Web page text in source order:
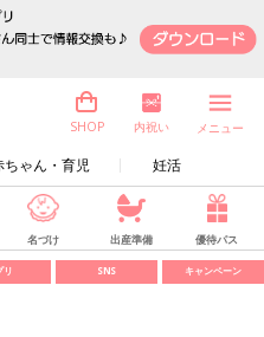
ちゃん・育児 妊活
SHOP 内祝い メニュー
名づけ 出産準備 優待パス
リ SNS キャンペーン